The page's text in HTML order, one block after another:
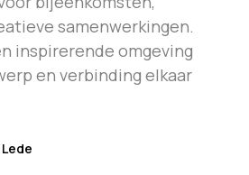
samenwerkingen.
inspirerende omgeving
en verbinding elkaar